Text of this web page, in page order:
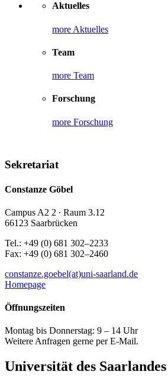
Aktuelles
more Aktuelles
Team
more Team
Forschung
more Forschung
Sekretariat
Constanze Göbel
Campus A2 2 ∙ Raum 3.12
66123 Saarbrücken
Tel.: +49 (0) 681 302–2233
Fax: +49 (0) 681 302–2460
constanze.goebel(at)uni-saarland.de
Homepage
Öffnungszeiten
Montag bis Donnerstag: 9 – 14 Uhr
Weitere Anfragen gerne per E-Mail.
Universität des Saarlandes